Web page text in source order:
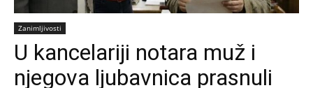
Zanimljivosti
U kancelariji notara muž i
njegova ljubavnica prasnuli